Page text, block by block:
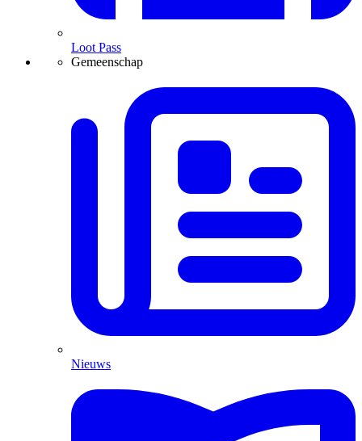
Loot Pass
Gemeenschap
Nieuws